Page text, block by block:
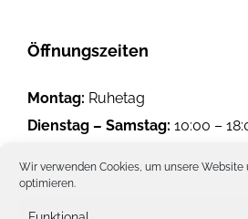
Wir verwenden Cookies, um unsere Website
optimieren.
Öffnungszeiten
Montag: Ruhetag
Dienstag – Samstag: 10:00 –